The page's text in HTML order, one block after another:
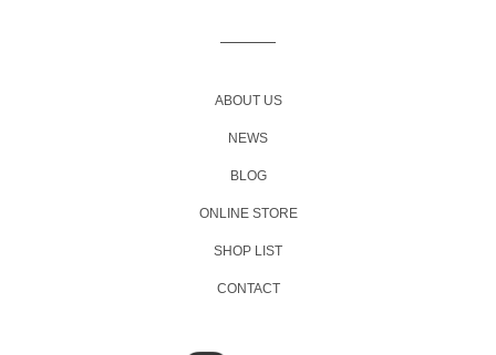
ABOUT US
NEWS
BLOG
ONLINE STORE
SHOP LIST
CONTACT